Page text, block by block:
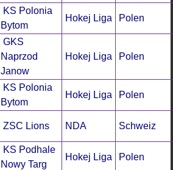
KS Polonia
Bytom
Hokej Liga Polen
GKS
Naprzod
Janow
Hokej Liga Polen
KS Polonia
Bytom
Hokej Liga Polen
ZSC Lions NDA Schweiz
KS Podhale
Nowy Targ
Hokej Liga Polen